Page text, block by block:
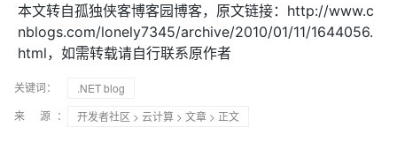
本文转自孤独侠客博客园博客，原文链接：http://www.c
nblogs.com/lonely7345/archive/2010/01/11/1644056.
html，如需转载请自行联系原作者
关键词：
.NET blog
来 源：
开发者社区 > 云计算 > 文章 > 正文